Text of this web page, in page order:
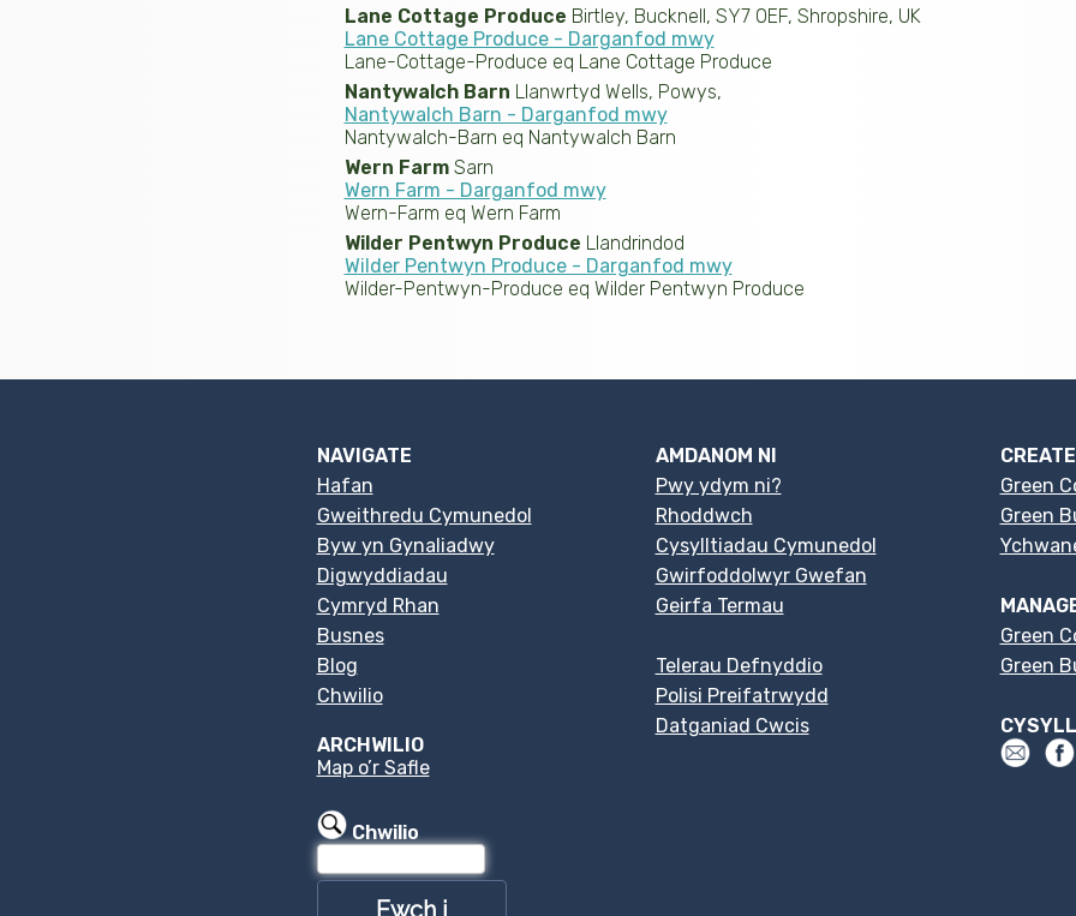
Lane Cottage Produce Birtley, Bucknell, SY7 0EF, Shropshire, UK
Lane Cottage Produce - Darganfod mwy
Lane-Cottage-Produce eq Lane Cottage Produce
Nantywalch Barn Llanwrtyd Wells, Powys,
Nantywalch Barn - Darganfod mwy
Nantywalch-Barn eq Nantywalch Barn
Wern FarmSarn
Wern Farm - Darganfod mwy
Wern-Farm eq Wern Farm
Wilder Pentwyn Produce Llandrindod
Wilder Pentwyn Produce - Darganfod mwy
Wilder-Pentwyn-Produce eq Wilder Pentwyn Produce
NAVIGATE
Hafan
Gweithredu Cymunedol
Byw yn Gynaliadwy
Digwyddiadau
Cymryd Rhan
Busnes
Blog
Chwilio
ARCHWILIO
Map o’r Safle
Chwilio
AMDANOM NI
Pwy ydym ni?
Rhoddwch
Cysylltiadau Cymunedol
Gwirfoddolwyr Gwefan
Geirfa Termau
Telerau Defnyddio
Polisi Preifatrwydd
Datganiad Cwcis
Green
Green
Green
Green